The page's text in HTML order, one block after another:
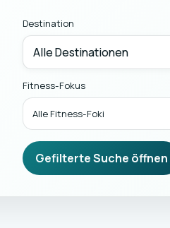
Destination
Fitness-Fokus
Alle Fitness-Foki
Gefilterte Suche öffnen